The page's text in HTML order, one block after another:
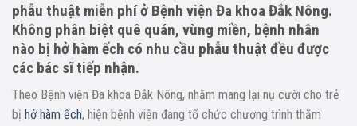
phẫu thuật miễn phí ở Bệnh viện Đa khoa Đắk Nông.
Không phân biệt quê quán, vùng miền, bệnh nhân
nào bị hở hàm ếch có nhu cầu phẫu thuật đều được
các bác sĩ tiếp nhận.
Theo Bệnh viện Đa khoa Đắk Nông, nhằm mang lại nụ cười cho trẻ
bị hở hàm ếch, hiện bệnh viện đang tổ chức chương trình thăm